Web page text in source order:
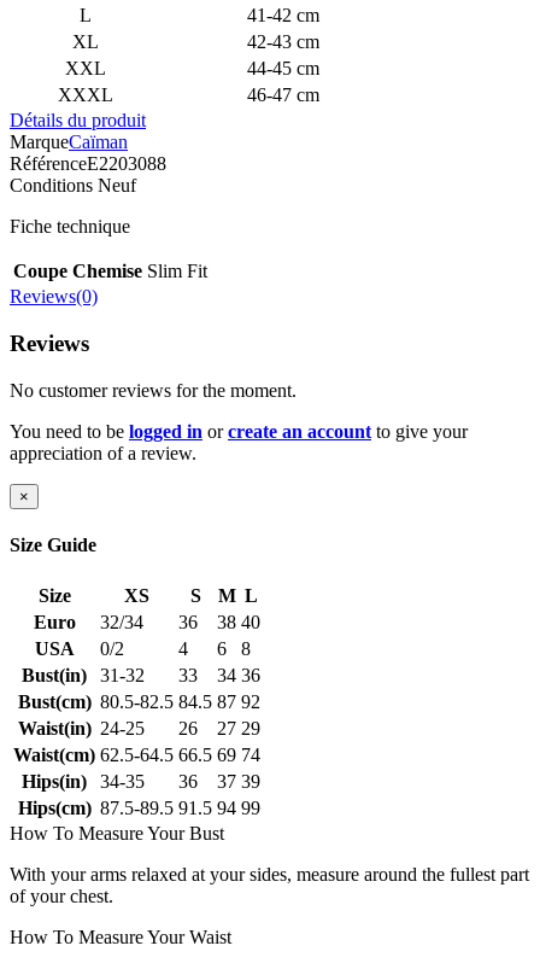
L
41-42 cm
XL
42-43 cm
XXL
44-45 cm
XXXL
46-47 cm
Détails du produit
MarqueCaïman
RéférenceE2203088
Conditions Neuf
Fiche technique
Coupe Chemise Slim Fit
Reviews(0)
Reviews
No customer reviews for the moment.
You need to be logged in orcreate an account to give your
appreciation of a review.
×
Size Guide
Size XS S M L
Euro
32/34 36 38 40
USA
0/2 4 6
8
Bust(in)
31-32 33 34 36
Bust(cm) 80.5-82.5 84.5 87 92
Waist(in) 24-25 26 27 29
Waist(cm) 62.5-64.5 66.5 69 74
Hips(in)
34-35 36 37 39
Hips(cm) 87.5-89.5 91.5 94 99
How To Measure Your Bust
With your arms relaxed at your sides, measure around the fullest part
of your chest.
How To Measure Your Waist